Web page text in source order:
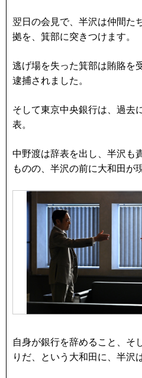
翌日の会見で、半沢は仲間た
拠を、箕部に突きつけます。
逃げ場を失った箕部は賄賂を
逮捕されました。
そして東京中央銀行は、過去
表。
中野渡は辞表を出し、半沢も
ものの、半沢の前に大和田が
自身が銀行を辞めること、そ
りだ、という大和田に、半沢